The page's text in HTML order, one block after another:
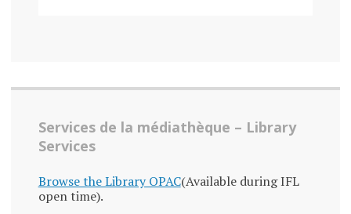
Services de la médiathèque – Library
Services
Browse the Library OPAC(Available during IFL
open time).